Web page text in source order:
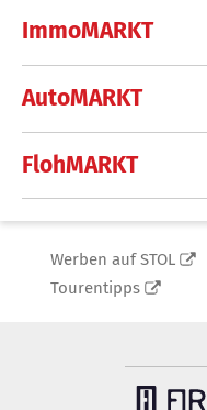
ImmoMARKT
AutoMARKT
FlohMARKT
Werben auf STOL
Tourentipps